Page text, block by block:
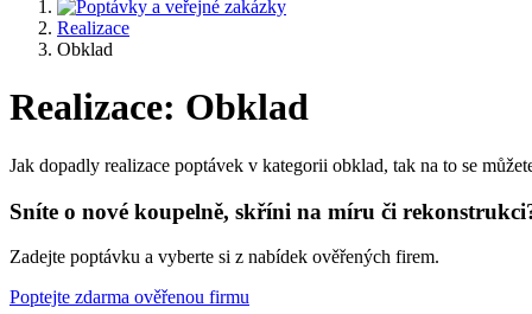
Realizace
Obklad
Realizace: Obklad
Jak dopadly realizace poptávek v kategorii obklad, tak na to se
Sníte o nové koupelně, skříni na míru či
Zadejte poptávku a vyberte si z nabídek ověřených firem.
Poptejte zdarma ověřenou firmu